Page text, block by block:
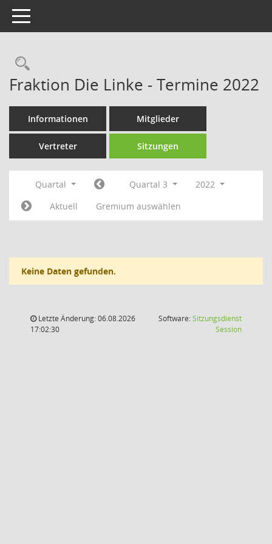
Toggle navigation
Rechercheauswahl
Fraktion Die Linke - Termine 2022
Informationen Mitglieder
Vertreter Sitzungen
Quartal Quartal 3
2022
Aktuell
Gremium auswählen
Keine Daten gefunden.
Letzte Änderung: 06.08.2026
17:02:30
Software:Sitzungsdienst
Session(Wird in